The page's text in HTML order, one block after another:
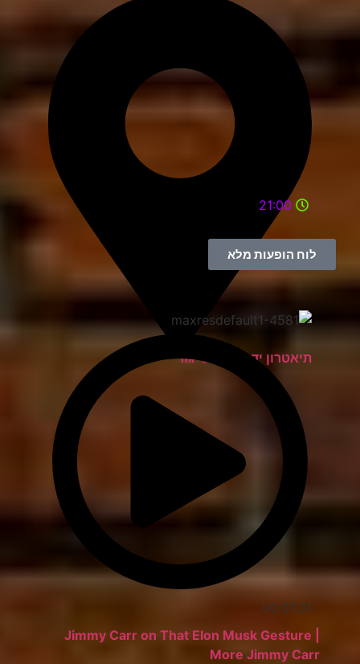
תיאטרון יד למגינים יגור
21:00
לוח הופעות מלא
00:01:31
Jimmy Carr on That Elon Musk Gesture |
More Jimmy Carr